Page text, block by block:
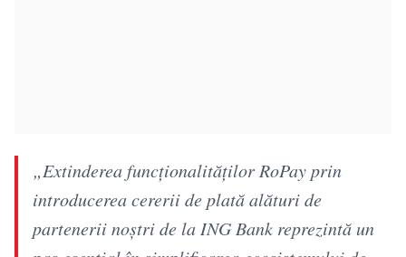
„Extinderea funcționalităților RoPay prin
introducerea cererii de plată alături de
partenerii noștri de la ING Bank reprezintă un